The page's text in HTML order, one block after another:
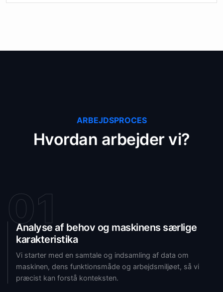
ARBEJDSPROCES
Hvordan arbejder vi?
01
Analyse af behov og maskinens særlige
karakteristika
Vi starter med en samtale og indsamling af data om
maskinen, dens funktionsmåde og arbejdsmiljøet, så vi
præcist kan forstå konteksten.